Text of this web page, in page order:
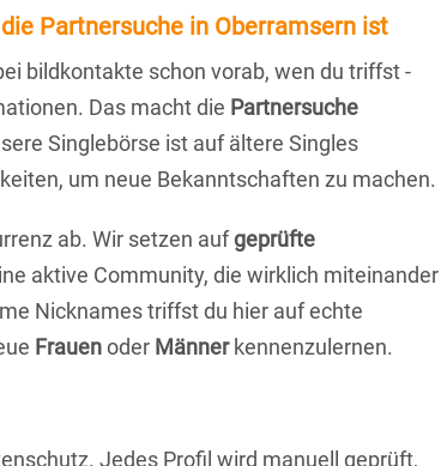
Partnersuche in Oberramsern ist
bildkontakte schon vorab, wen du triffst -
Das macht die Partnersuche
Singlebörse ist auf ältere Singles
um neue Bekanntschaften zu machen.
ab. Wir setzen aufgeprüfte
aktive Community, die wirklich miteinander
Nicknames triffst du hier auf echte
Frauenoder Männerkennenzulernen.
Jedes Profil wird manuell geprüft,